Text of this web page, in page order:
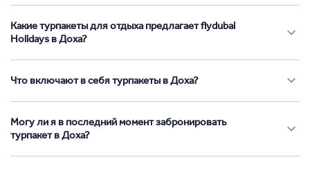
Какие турпакеты для отдыха предлагает flydubai
Holidays в Доха?
Что включают в себя турпакеты в Доха?
Могу ли я в последний момент забронировать
турпакет в Доха?